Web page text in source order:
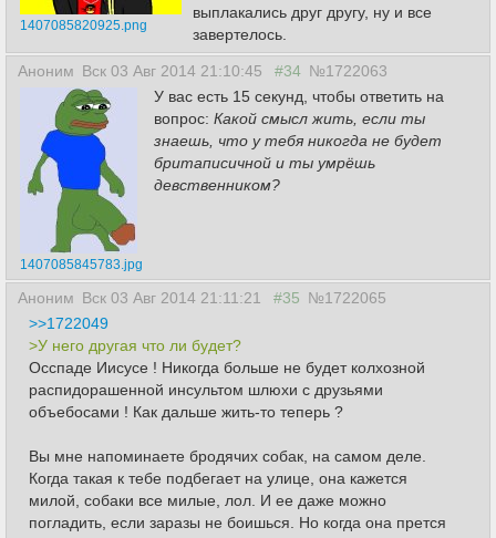
1407085820925.png
выплакались друг другу, ну и все
завертелось.
Аноним Вск 03 Авг 2014 21:10:45 #34 №1722063
1407085845783.jpg
У вас есть 15 секунд, чтобы ответить на
вопрос: Какой смысл жить, если ты
знаешь, что у тебя никогда не будет
бpитaписичной и ты умрёшь
девственником?
Аноним Вск 03 Авг 2014 21:11:21 #35 №1722065
>>1722049
>У него другая что ли будет?
Осспаде Иисусе ! Никогда больше не будет колхозной
распидорашенной инсультом шлюхи с друзьями
объебосами ! Как дальше жить-то теперь ?
Вы мне напоминаете бродячих собак, на самом деле.
Когда такая к тебе подбегает на улице, она кажется
милой, собаки все милые, лол. И ее даже можно
погладить, если заразы не боишься. Но когда она прется